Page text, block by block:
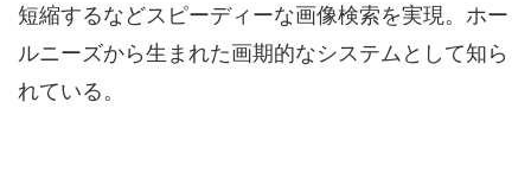
短縮するなどスピーディーな画像検索を実現。ホー
ルニーズから生まれた画期的なシステムとして知ら
れている。